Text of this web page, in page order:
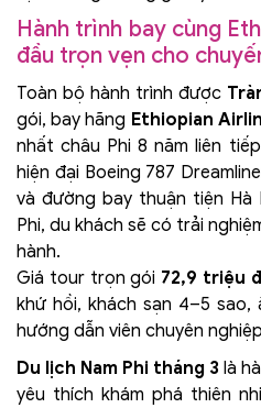
Hành trình bay cùng
đầu trọn vẹn cho
Toàn bộ hành trình được
gói, bay hãng Ethiopian
nhất châu Phi 8 năm liên
hiện đại Boeing 787
và đường bay thuận tiện Hà
Phi, du khách sẽ có trải
hành.
Giá tour trọn gói 72,9 triệu
khứ hồi, khách sạn 4–5 sao,
hướng dẫn viên chuyên
Du lịch Nam Phi tháng 3 là
yêu thích khám phá thiên